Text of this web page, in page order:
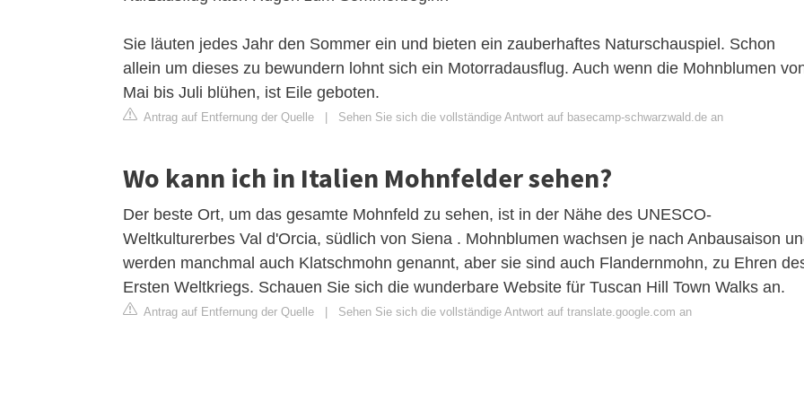
Sie läuten jedes Jahr den Sommer ein und bieten ein zauberhaftes Naturschauspiel. Schon
allein um dieses zu bewundern lohnt sich ein Motorradausflug. Auch wenn die Mohnblumen
Mai bis Juli blühen, ist Eile geboten.
Antrag auf Entfernung der Quelle | Sehen Sie sich die vollständige Antwort auf basecamp-schwarzwald.de an
Wo kann ich in Italien Mohnfelder sehen?
Der beste Ort, um das gesamte Mohnfeld zu sehen, ist in der Nähe des UNESCO-
Weltkulturerbes Val d'Orcia, südlich von Siena . Mohnblumen wachsen je nach Anbausaison
werden manchmal auch Klatschmohn genannt, aber sie sind auch Flandernmohn, zu Ehren
Ersten Weltkriegs. Schauen Sie sich die wunderbare Website für Tuscan Hill Town Walks an.
Antrag auf Entfernung der Quelle | Sehen Sie sich die vollständige Antwort auf translate.google.com an